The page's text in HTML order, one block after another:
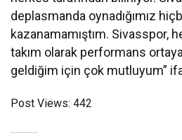
deplasmanda oynadığımız
kazanamamıştım. Sivasspor,
takım olarak performans
geldiğim için çok mutluyum”
Post Views: 442